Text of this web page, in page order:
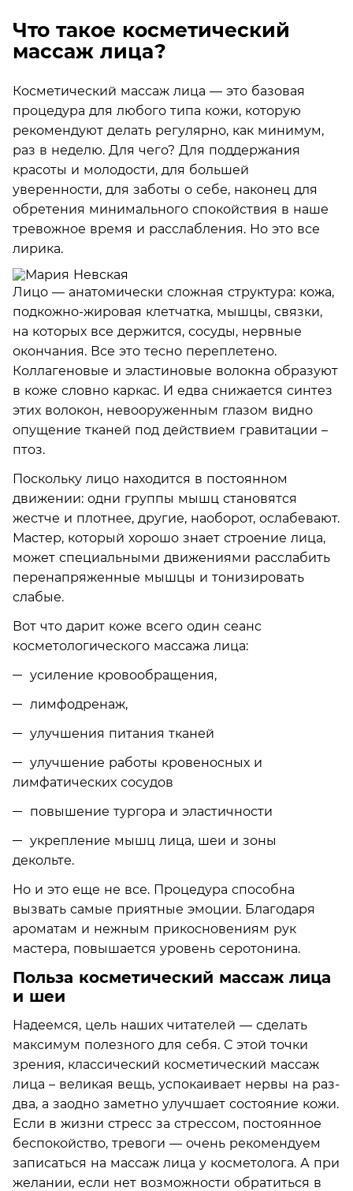
Что такое косметический
массаж лица?
Косметический массаж лица — это базовая
процедура для любого типа кожи, которую
рекомендуют делать регулярно, как минимум,
раз в неделю. Для чего? Для поддержания
красоты и молодости, для большей
уверенности, для заботы о себе, наконец для
обретения минимального спокойствия в наше
тревожное время и расслабления. Но это все
лирика.
Лицо — анатомически сложная структура: кожа,
подкожно-жировая клетчатка, мышцы, связки,
на которых все держится, сосуды, нервные
окончания. Все это тесно переплетено.
Коллагеновые и эластиновые волокна образуют
в коже словно каркас. И едва снижается синтез
этих волокон, невооруженным глазом видно
опущение тканей под действием гравитации –
птоз.
Поскольку лицо находится в постоянном
движении: одни группы мышц становятся
жестче и плотнее, другие, наоборот, ослабевают.
Мастер, который хорошо знает строение лица,
может специальными движениями расслабить
перенапряженные мышцы и тонизировать
слабые.
Вот что дарит коже всего один сеанс
косметологического массажа лица:
усиление кровообращения,
лимфодренаж,
улучшения питания тканей
улучшение работы кровеносных и
лимфатических сосудов
повышение тургора и эластичности
укрепление мышц лица, шеи и зоны
декольте.
Но и это еще не все. Процедура способна
вызвать самые приятные эмоции. Благодаря
ароматам и нежным прикосновениям рук
мастера, повышается уровень серотонина.
Польза косметический массаж лица
и шеи
Надеемся, цель наших читателей — сделать
максимум полезного для себя. С этой точки
зрения, классический косметический массаж
лица – великая вещь, успокаивает нервы на раз-
два, а заодно заметно улучшает состояние кожи.
Если в жизни стресс за стрессом, постоянное
беспокойство, тревоги — очень рекомендуем
записаться на массаж лица у косметолога. А при
желании, если нет возможности обратиться в